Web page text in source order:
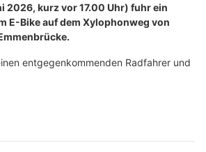
2026, kurz vor 17.00 Uhr) fuhr ein
E-Bike auf dem Xylophonweg von
entgegenkommenden Radfahrer und